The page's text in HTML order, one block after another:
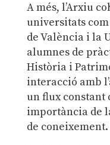
A més, l’Arxiu
universitats
de València i la
alumnes de
Història i
interacció amb
un flux constant
importància de
de coneixement.